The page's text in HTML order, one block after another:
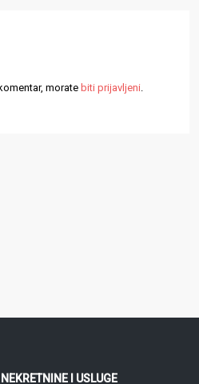
morate biti prijavljeni.
I USLUGE